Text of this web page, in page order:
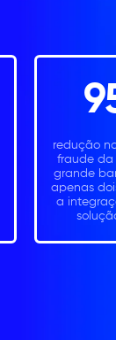
redução
fraude da
grande
apenas
a